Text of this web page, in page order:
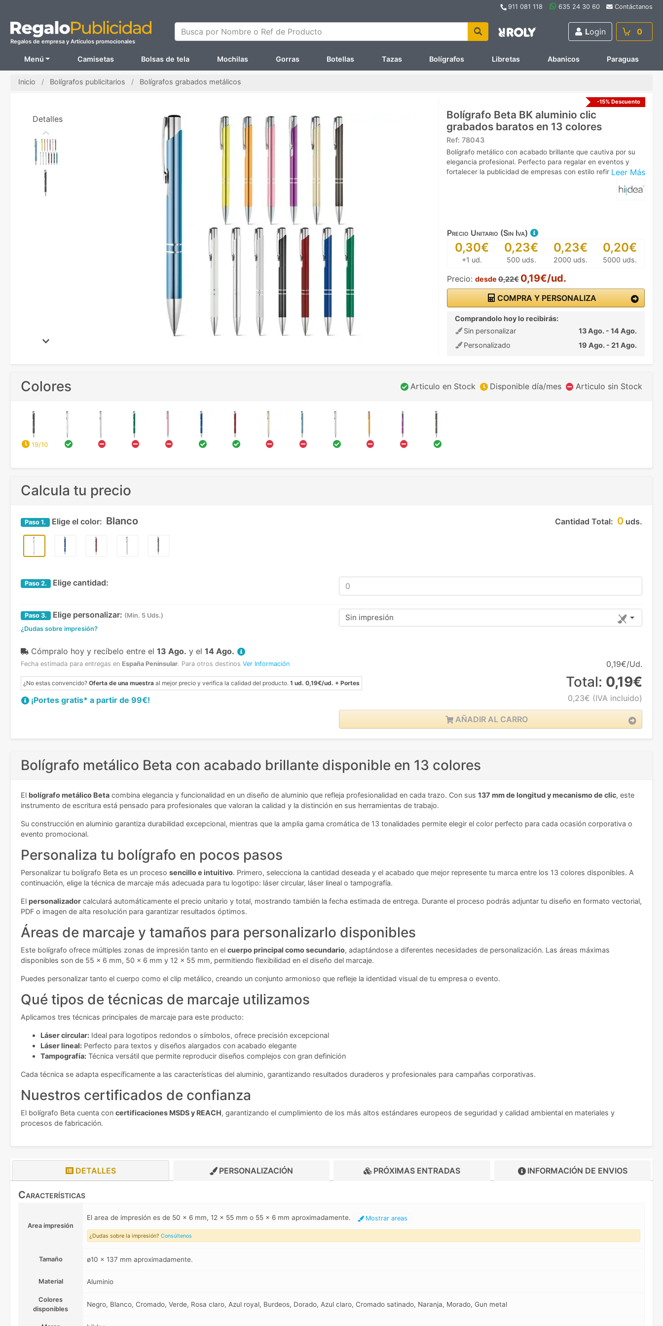
911 081 118 635 24 30 60 Contáctanos
Regalos de empresa y Artículos promocionales
Busca por Nombre o Ref de Producto Login 0
Menú Camisetas Bolsas de tela Mochilas Gorras Botellas Tazas Bolígrafos Libretas Abanicos Paraguas
Inicio Bolígrafos publicitarios Bolígrafos grabados metálicos
-15% Descuento
Bolígrafo Beta BK aluminio clic
grabados baratos en 13 colores
Ref: 78043
Leer Más
Bolígrafo metálico con acabado brillante que cautiva por su
elegancia profesional. Perfecto para regalar en eventos y
fortalecer la publicidad de empresas con estilo refinado.
Precio Unitario (Sin Iva)
0,30€
+1 ud.
0,23€
500 uds.
0,23€
2000 uds.
0,20€
5000 uds.
Precio: desde 0,22€ 0,19€/ud.
COMPRA Y PERSONALIZA
Comprandolo hoy lo recibirás:
Sin personalizar
13 Ago. - 14 Ago.
Personalizado
19 Ago. - 21 Ago.
Detalles
Colores Articulo en Stock Disponible día/mes Articulo sin Stock
19/10
Calcula tu precio
Cantidad Total: 0 uds.
Paso 1. Elige el color: Blanco
Paso 2. Elige cantidad:
Paso 3. Elige personalizar: (Min. 5 Uds.)
¿Dudas sobre impresión?
Sin impresión
Cómpralo hoy y recíbelo entre el 13 Ago. y el 14 Ago.
Fecha estimada para entregas en España Peninsular. Para otros destinos Ver Información
¿No estas convencido? Oferta de una muestra al mejor precio y verifica la calidad del producto. 1 ud. 0,19€/ud. + Portes
¡Portes gratis* a partir de 99€!
0,19€/Ud.
Total: 0,19€
0,23€ (IVA incluido)
AÑADIR AL CARRO
Bolígrafo metálico Beta con acabado brillante disponible en 13 colores
El bolígrafo metálico Beta combina elegancia y funcionalidad en un diseño de aluminio que refleja profesionalidad en cada trazo. Con sus 137 mm de longitud y mecanismo de clic, este
instrumento de escritura está pensado para profesionales que valoran la calidad y la distinción en sus herramientas de trabajo.
Su construcción en aluminio garantiza durabilidad excepcional, mientras que la amplia gama cromática de 13 tonalidades permite elegir el color perfecto para cada ocasión corporativa o
evento promocional.
Personaliza tu bolígrafo en pocos pasos
Personalizar tu bolígrafo Beta es un proceso sencillo e intuitivo. Primero, selecciona la cantidad deseada y el acabado que mejor represente tu marca entre los 13 colores disponibles. A
continuación, elige la técnica de marcaje más adecuada para tu logotipo: láser circular, láser lineal o tampografía.
El personalizador calculará automáticamente el precio unitario y total, mostrando también la fecha estimada de entrega. Durante el proceso podrás adjuntar tu diseño en formato vectorial,
PDF o imagen de alta resolución para garantizar resultados óptimos.
Áreas de marcaje y tamaños para personalizarlo disponibles
Este bolígrafo ofrece múltiples zonas de impresión tanto en el cuerpo principal como secundario, adaptándose a diferentes necesidades de personalización. Las áreas máximas
disponibles son de 55 x 6 mm, 50 x 6 mm y 12 x 55 mm, permitiendo flexibilidad en el diseño del marcaje.
Puedes personalizar tanto el cuerpo como el clip metálico, creando un conjunto armonioso que refleje la identidad visual de tu empresa o evento.
Qué tipos de técnicas de marcaje utilizamos
Aplicamos tres técnicas principales de marcaje para este producto:
Láser circular: Ideal para logotipos redondos o símbolos, ofrece precisión excepcional
Láser lineal: Perfecto para textos y diseños alargados con acabado elegante
Tampografía: Técnica versátil que permite reproducir diseños complejos con gran definición
Cada técnica se adapta específicamente a las características del aluminio, garantizando resultados duraderos y profesionales para campañas corporativas.
Nuestros certificados de confianza
El bolígrafo Beta cuenta con certificaciones MSDS y REACH, garantizando el cumplimiento de los más altos estándares europeos de seguridad y calidad ambiental en materiales y
procesos de fabricación.
DETALLES PERSONALIZACIÓN PRÓXIMAS ENTRADAS INFORMACIÓN DE ENVIOS
Características
Area impresión
El area de impresión es de 50 x 6 mm, 12 x 55 mm o 55 x 6 mm aproximadamente. Mostrar areas
¿Dudas sobre la impresión? Consúltenos
Tamaño ø10 x 137 mm aproximadamente.
Material Aluminio
Colores
disponibles
Negro, Blanco, Cromado, Verde, Rosa claro, Azul royal, Burdeos, Dorado, Azul claro, Cromado satinado, Naranja, Morado, Gun metal